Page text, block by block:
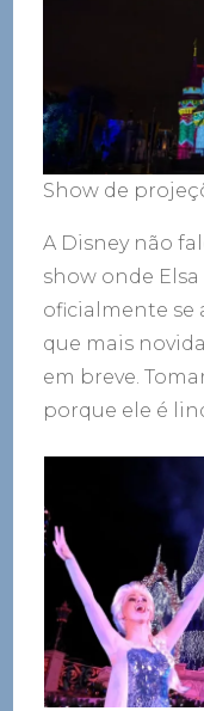
Show de
A Disney não
show onde
oficialmente se
que mais
em breve.
porque ele é